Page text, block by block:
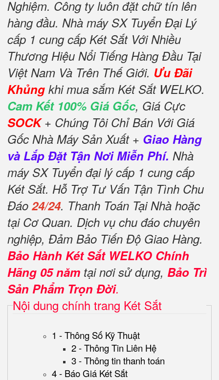
Nghiệm. Công ty luôn đặt chữ tín lên
hàng đầu. Nhà máy SX Tuyển Đại Lý
cấp 1 cung cấp Két Sắt Với Nhiều
Thương Hiệu Nổi Tiếng Hàng Đầu Tại
Việt Nam Và Trên Thế Giới. Ưu Đãi
Khủng khi mua sắm Két Sắt WELKO.
Cam Kết 100% Giá Gốc, Giá Cực
SOCK+ Chúng Tôi Chỉ Bán Với Giá
Gốc Nhà Máy Sản Xuất + Giao Hàng
và Lắp Đặt Tận Nơi Miễn Phí. Nhà
máy SX Tuyển đại lý cấp 1 cung cấp
Két Sắt. Hỗ Trợ Tư Vấn Tận Tình Chu
Đáo 24/24. Thanh Toán Tại Nhà hoặc
tại Cơ Quan. Dịch vụ chu đáo chuyên
nghiệp, Đảm Bảo Tiến Độ Giao Hàng.
Bảo Hành Két Sắt WELKO Chính
Hãng 05 năm tại nơi sử dụng, Bảo Trì
Sản Phẩm Trọn Đời.
Nội dung chính trang Két Sắt
1 - Thông Số Kỹ Thuật
2 - Thông Tin Liên Hệ
3 - Thông tin thanh toán
4 - Báo Giá Két Sắt